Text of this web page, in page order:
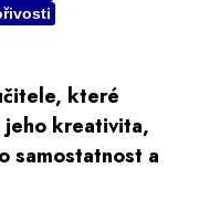
které
jeho kreativita,
samostatnost a